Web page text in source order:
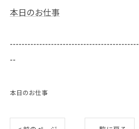
本日のお仕事
--
本日のお仕事